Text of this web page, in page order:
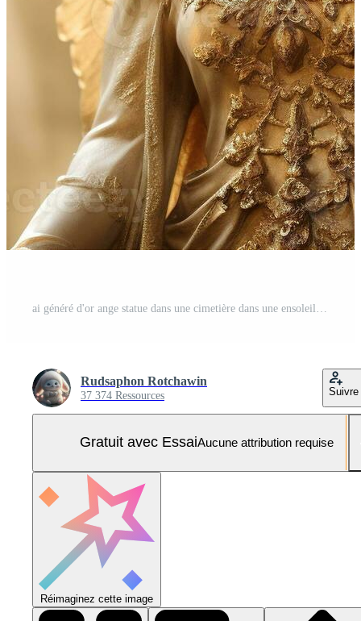
Rudsaphon Rotchawin
37 374 Ressources Suivre
Gratuit avec EssaiAucune attribution requise
Réimaginez cette image